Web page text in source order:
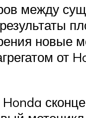
между
новые
от